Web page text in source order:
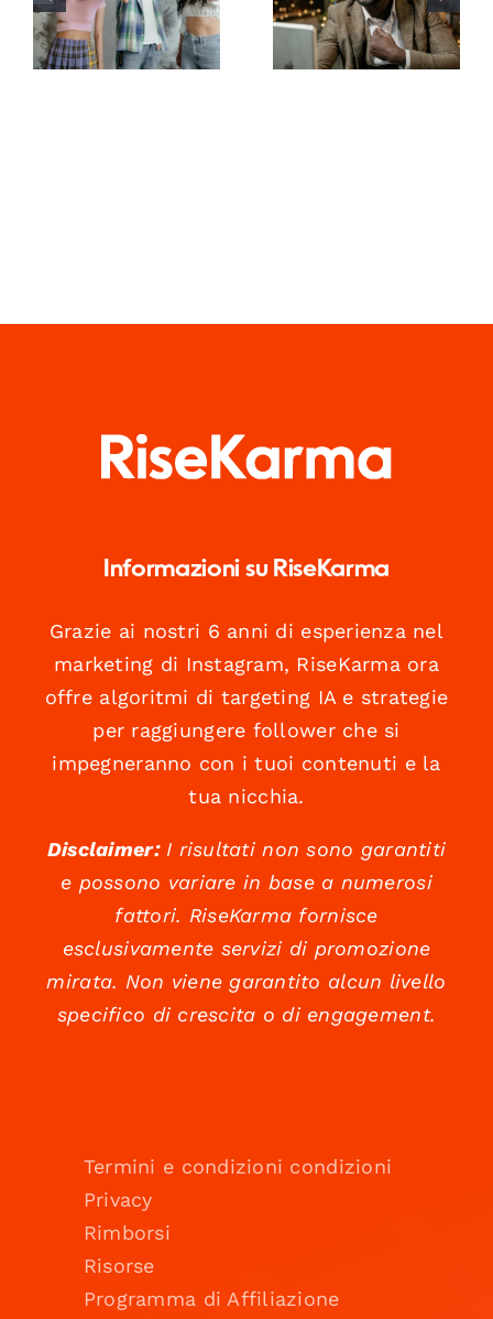
video per
creare
capolavori
follower su
LinkedIn per
proteggere
Informazioni su RiseKarma
Grazie ai nostri 6 anni di esperienza nel
marketing di Instagram, RiseKarma ora
offre algoritmi di targeting IA e strategie
per raggiungere follower che si
impegneranno con i tuoi contenuti e la
tua nicchia.
Disclaimer:I risultati non sono garantiti
e possono variare in base a numerosi
fattori. RiseKarma fornisce
esclusivamente servizi di promozione
mirata. Non viene garantito alcun livello
specifico di crescita o di engagement.
Termini e condizioni condizioni
Privacy
Rimborsi
Risorse
Programma di Affiliazione